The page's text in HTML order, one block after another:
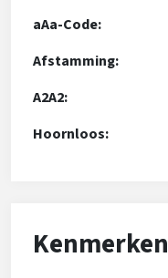
aAa-Code:
Afstamming:
A2A2:
Hoornloos:
Kenmerken